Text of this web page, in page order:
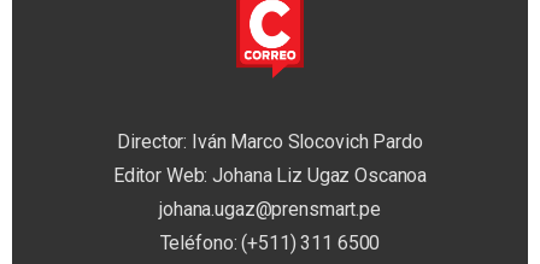
Director: Iván Marco Slocovich Pardo
Editor Web: Johana Liz Ugaz Oscanoa
johana.ugaz@prensmart.pe
Teléfono: (+511) 311 6500